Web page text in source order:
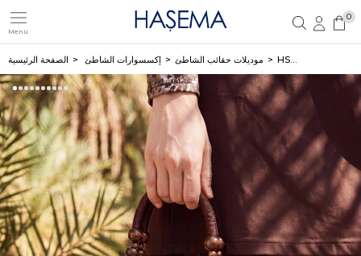
Menü
تسجيل دخول العضو تسجيل مستخدم جديد
0
الصفحة الرئيسية إكسسوارات الشاطئ موديلات حقائب الشاطئ HSM-1120 ÇANTA